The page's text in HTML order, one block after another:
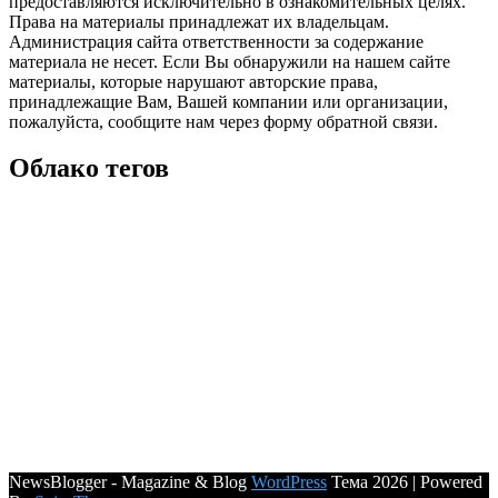
Права на материалы принадлежат их владельцам.
Администрация сайта ответственности за содержание
материала не несет. Если Вы обнаружили на нашем сайте
материалы, которые нарушают авторские права,
принадлежащие Вам, Вашей компании или организации,
пожалуйста, сообщите нам через форму обратной связи.
Облако тегов
NewsBlogger - Magazine & Blog WordPress Тема 2026 | Powered